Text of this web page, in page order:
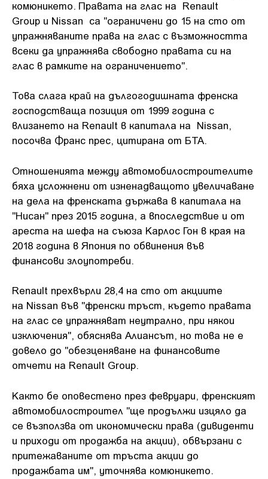
комюникето. Правата на глас на Renault
Group и Nissan са "ограничени до 15 на сто от
упражняваните права на глас с възможността
всеки да упражнява свободно правата си на
глас в рамките на ограничението".
Това слага край на дългогодишната френска
господстваща позиция от 1999 година с
влизането на Renault в капитала на Nissan,
посочва Франс прес, цитирана от БТА.
Отношенията между автомобилостроителите
бяха усложнени от изненадващото увеличаване
на дела на френската държава в капитала на
"Нисан" през 2015 година, а впоследствие и от
ареста на шефа на съюза Карлос Гон в края на
2018 година в Япония по обвинения във
финансови злоупотреби.
Renault прехвърли 28,4 на сто от акциите
на Nissan във "френски тръст, където правата
на глас се упражняват неутрално, при някои
изключения", обяснява Алиансът, но това не е
довело до "обезценяване на финансовите
отчети на Renault Group.
Както бе оповестено през февруари, френският
автомобилостроител "ще продължи изцяло да
се възползва от икономически права (дивиденти
и приходи от продажба на акции), обвързани с
притежаваните от тръста акции до
продажбата им", уточнява комюникето.